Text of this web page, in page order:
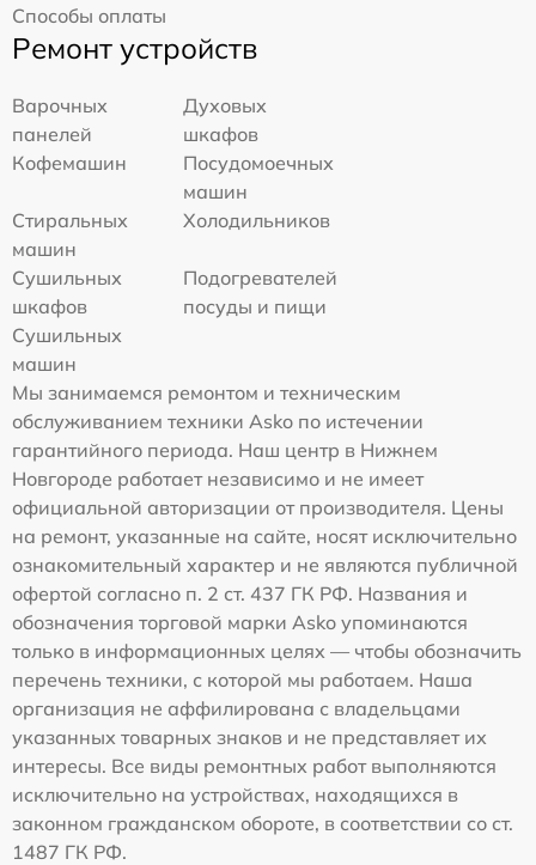
Способы оплаты
Ремонт устройств
Варочных
панелей
Духовых
шкафов
Кофемашин
Посудомоечных
машин
Стиральных
машин
Холодильников
Сушильных
шкафов
Подогревателей
посуды и пищи
Сушильных
машин
Мы занимаемся ремонтом и техническим
обслуживанием техники Asko по истечении
гарантийного периода. Наш центр в Нижнем
Новгороде работает независимо и не имеет
официальной авторизации от производителя. Цены
на ремонт, указанные на сайте, носят исключительно
ознакомительный характер и не являются публичной
офертой согласно п. 2 ст. 437 ГК РФ. Названия и
обозначения торговой марки Asko упоминаются
только в информационных целях — чтобы обозначить
перечень техники, с которой мы работаем. Наша
организация не аффилирована с владельцами
указанных товарных знаков и не представляет их
интересы. Все виды ремонтных работ выполняются
исключительно на устройствах, находящихся в
законном гражданском обороте, в соответствии со ст.
1487 ГК РФ.